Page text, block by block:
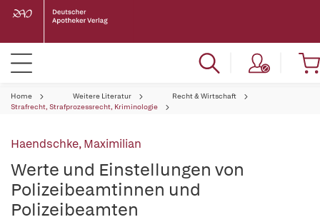
Home Weitere Literatur
Recht & Wirtschaft
Strafrecht, Strafprozessrecht, Kriminologie
Haendschke, Maximilian
Werte und Einstellungen von
Polizeibeamtinnen und
Polizeibeamten